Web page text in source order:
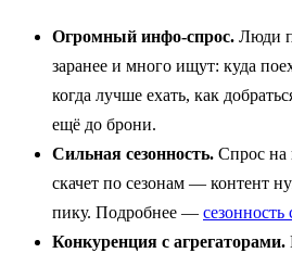
Огромный инфо-спрос. Люди
заранее и много ищут: куда
когда лучше ехать, как
ещё до брони.
Сильная сезонность. Спрос на
скачет по сезонам — контент
пику. Подробнее — сезонность
Конкуренция с агрегаторами.